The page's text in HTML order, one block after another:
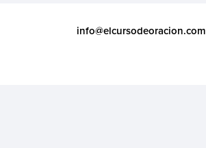
info@elcursodeoracion.com